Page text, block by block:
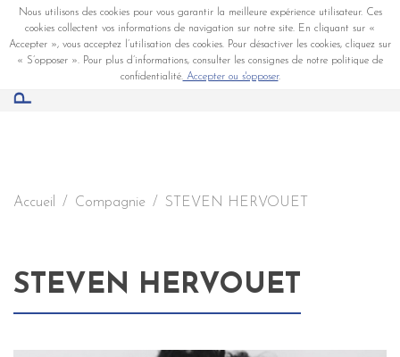
Nous utilisons des cookies pour vous garantir la meilleure expérience utilisateur. Ces
cookies collectent vos informations de navigation sur notre site. En cliquant sur «
Accepter », vous acceptez l’utilisation des cookies. Pour désactiver les cookies, cliquez sur
« S’opposer ». Pour plus d’informations, consulter les consignes de notre politique de
confidentialité.Accepter ou s'opposer.
Accueil Compagnie STEVEN HERVOUET
STEVEN HERVOUET